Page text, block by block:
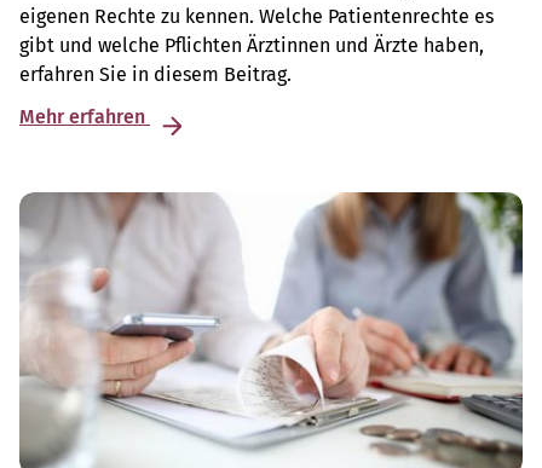
eigenen Rechte zu kennen. Welche Patientenrechte es
gibt und welche Pflichten Ärztinnen und Ärzte haben,
erfahren Sie in diesem Beitrag.
Mehr erfahren